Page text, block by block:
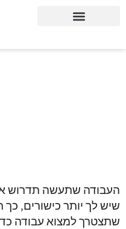
העבודה שתעשה תדרוש
שיש לך יותר כישורים, כך
שתצטרך למצוא עבודה